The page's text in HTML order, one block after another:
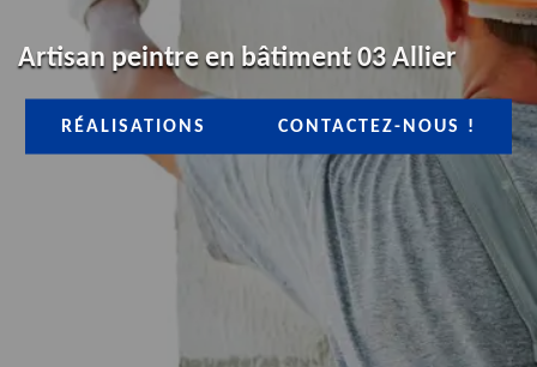
Artisan peintre en bâtiment 03 Allier
RÉALISATIONS CONTACTEZ-NOUS !